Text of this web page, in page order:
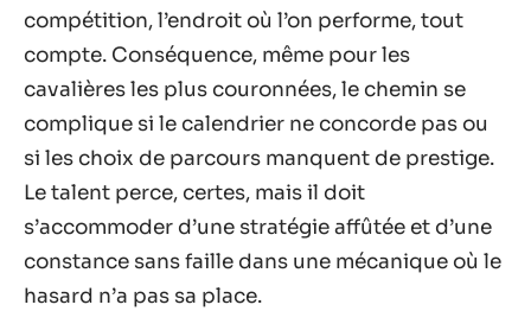
compétition, l’endroit où l’on performe, tout
compte. Conséquence, même pour les
cavalières les plus couronnées, le chemin se
complique si le calendrier ne concorde pas ou
si les choix de parcours manquent de prestige.
Le talent perce, certes, mais il doit
s’accommoder d’une stratégie affûtée et d’une
constance sans faille dans une mécanique où le
hasard n’a pas sa place.